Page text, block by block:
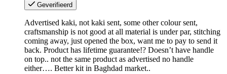
Geverifieerd
Advertised kaki, not kaki sent, some other colour sent,
craftsmanship is not good at all material is under par, stitching
coming away, just opened the box, want me to pay to send it
back. Product has lifetime guarantee!? Doesn’t have handle
on top.. not the same product as advertised no handle
either…. Better kit in Baghdad market..